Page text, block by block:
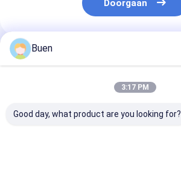
Doorgaan
Geadviseerde Producten
Buen
3:17 PM
Good day, what product are you looking for?